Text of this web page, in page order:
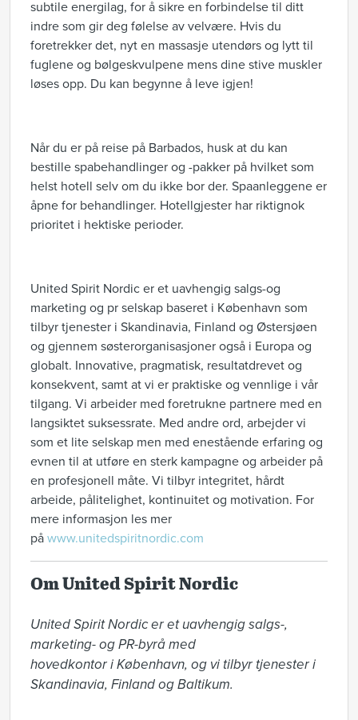
subtile energilag, for å sikre en forbindelse til ditt
indre som gir deg følelse av velvære. Hvis du
foretrekker det, nyt en massasje utendørs og lytt til
fuglene og bølgeskvulpene mens dine stive muskler
løses opp. Du kan begynne å leve igjen!
Når du er på reise på Barbados, husk at du kan
bestille spabehandlinger og -pakker på hvilket som
helst hotell selv om du ikke bor der. Spaanleggene er
åpne for behandlinger. Hotellgjester har riktignok
prioritet i hektiske perioder.
United Spirit Nordic er et uavhengig salgs-og
marketing og pr selskap baseret i København som
tilbyr tjenester i Skandinavia, Finland og Østersjøen
og gjennem søsterorganisasjoner også i Europa og
globalt. Innovative, pragmatisk, resultatdrevet og
konsekvent, samt at vi er praktiske og vennlige i vår
tilgang. Vi arbeider med foretrukne partnere med en
langsiktet suksessrate. Med andre ord, arbejder vi
som et lite selskap men med enestående erfaring og
evnen til at utføre en sterk kampagne og arbeider på
en profesjonell måte. Vi tilbyr integritet, hårdt
arbeide, pålitelighet, kontinuitet og motivation. For
mere informasjon les mer
på www.unitedspiritnordic.com
Om United Spirit Nordic
United Spirit Nordic er et uavhengig salgs-,
marketing- og PR-byrå med
hovedkontor i København, og vi tilbyr tjenester i
Skandinavia, Finland og Baltikum.